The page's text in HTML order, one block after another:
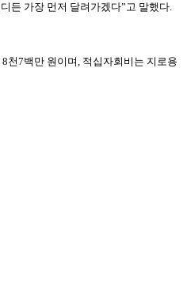
든 가장 먼저 달려가겠다”고 말했다.
천7백만 원이며, 적십자회비는 지로용